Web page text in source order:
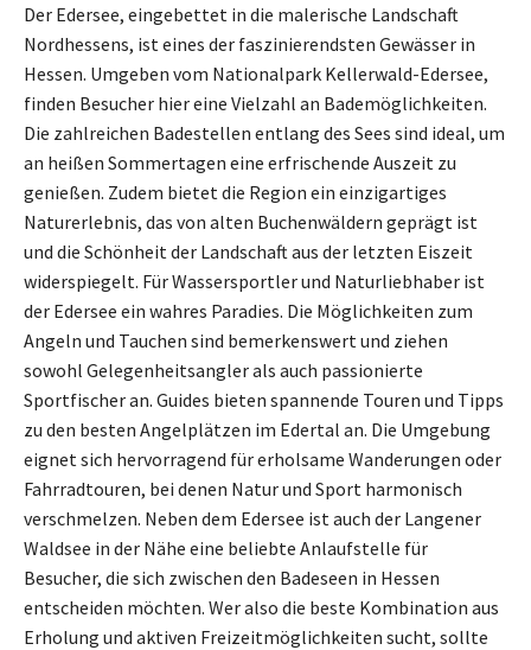
Der Edersee, eingebettet in die malerische Landschaft
Nordhessens, ist eines der faszinierendsten Gewässer in
Hessen. Umgeben vom Nationalpark Kellerwald-Edersee,
finden Besucher hier eine Vielzahl an Bademöglichkeiten.
Die zahlreichen Badestellen entlang des Sees sind ideal, um
an heißen Sommertagen eine erfrischende Auszeit zu
genießen. Zudem bietet die Region ein einzigartiges
Naturerlebnis, das von alten Buchenwäldern geprägt ist
und die Schönheit der Landschaft aus der letzten Eiszeit
widerspiegelt. Für Wassersportler und Naturliebhaber ist
der Edersee ein wahres Paradies. Die Möglichkeiten zum
Angeln und Tauchen sind bemerkenswert und ziehen
sowohl Gelegenheitsangler als auch passionierte
Sportfischer an. Guides bieten spannende Touren und Tipps
zu den besten Angelplätzen im Edertal an. Die Umgebung
eignet sich hervorragend für erholsame Wanderungen oder
Fahrradtouren, bei denen Natur und Sport harmonisch
verschmelzen. Neben dem Edersee ist auch der Langener
Waldsee in der Nähe eine beliebte Anlaufstelle für
Besucher, die sich zwischen den Badeseen in Hessen
entscheiden möchten. Wer also die beste Kombination aus
Erholung und aktiven Freizeitmöglichkeiten sucht, sollte